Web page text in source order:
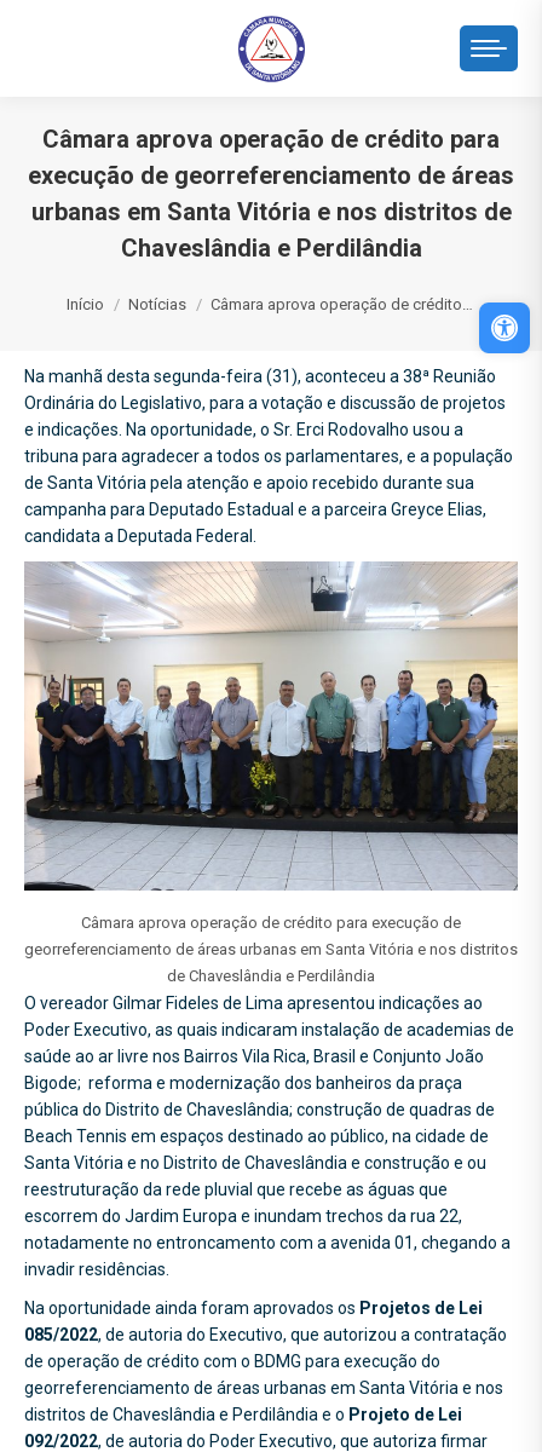
Câmara aprova operação de crédito para
execução de georreferenciamento de áreas
urbanas em Santa Vitória e nos distritos de
Chaveslândia e Perdilândia
Início Notícias Câmara aprova operação de crédito…
Na manhã desta segunda-feira (31), aconteceu a 38ª Reunião
Ordinária do Legislativo, para a votação e discussão de projetos
e indicações. Na oportunidade, o Sr. Erci Rodovalho usou a
tribuna para agradecer a todos os parlamentares, e a população
de Santa Vitória pela atenção e apoio recebido durante sua
campanha para Deputado Estadual e a parceira Greyce Elias,
candidata a Deputada Federal.
Câmara aprova operação de crédito para execução de
georreferenciamento de áreas urbanas em Santa Vitória e nos distritos
de Chaveslândia e Perdilândia
O vereador Gilmar Fideles de Lima apresentou indicações ao
Poder Executivo, as quais indicaram instalação de academias de
saúde ao ar livre nos Bairros Vila Rica, Brasil e Conjunto João
Bigode; reforma e modernização dos banheiros da praça
pública do Distrito de Chaveslândia; construção de quadras de
Beach Tennis em espaços destinado ao público, na cidade de
Santa Vitória e no Distrito de Chaveslândia e construção e ou
reestruturação da rede pluvial que recebe as águas que
escorrem do Jardim Europa e inundam trechos da rua 22,
notadamente no entroncamento com a avenida 01, chegando a
invadir residências.
Na oportunidade ainda foram aprovados os Projetos de Lei
085/2022, de autoria do Executivo, que autorizou a contratação
de operação de crédito com o BDMG para execução do
georreferenciamento de áreas urbanas em Santa Vitória e nos
distritos de Chaveslândia e Perdilândia e o Projeto de Lei
092/2022, de autoria do Poder Executivo, que autoriza firmar